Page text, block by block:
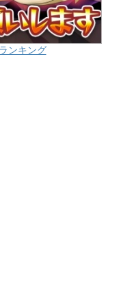
ンキング